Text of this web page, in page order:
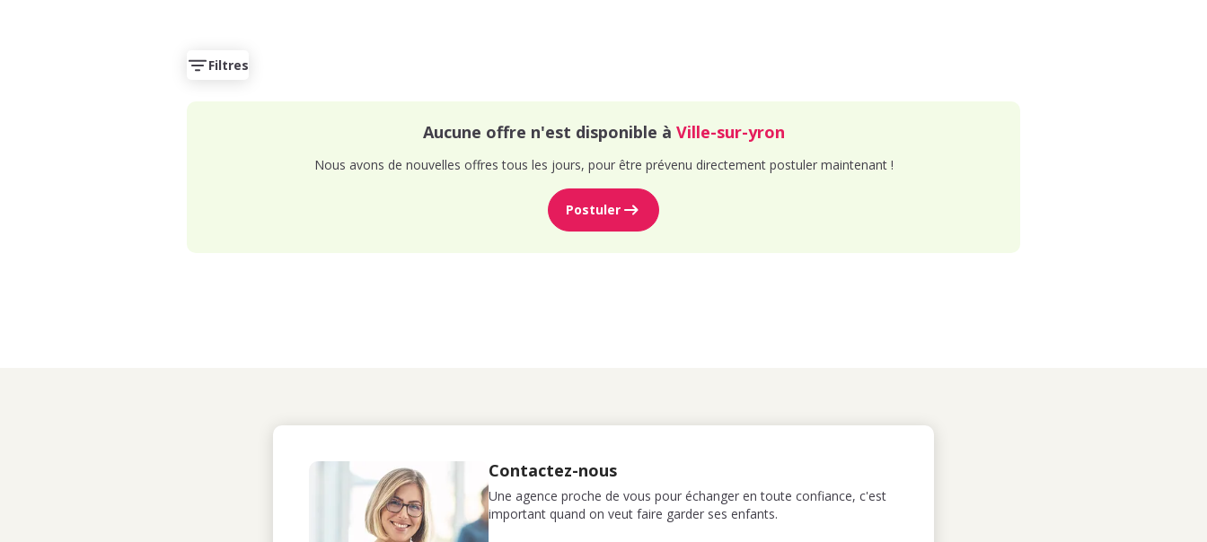
Filtres
Aucune offre n'est disponible à Ville-sur-yron
Nous avons de nouvelles offres tous les jours, pour être prévenu directement postuler maintenant !
Postuler
Contactez-nous
Une agence proche de vous pour échanger en toute confiance, c'est
important quand on veut faire garder ses enfants.